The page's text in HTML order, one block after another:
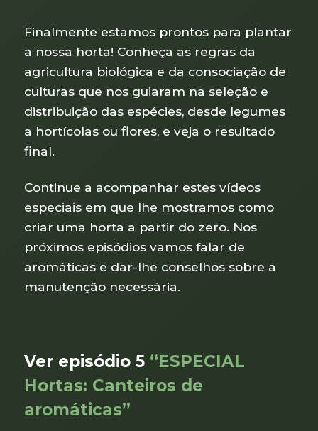
Finalmente estamos prontos para plantar
a nossa horta! Conheça as regras da
agricultura biológica e da consociação de
culturas que nos guiaram na seleção e
distribuição das espécies, desde legumes
a hortícolas ou flores, e veja o resultado
final.
Continue a acompanhar estes vídeos
especiais em que lhe mostramos como
criar uma horta a partir do zero. Nos
próximos episódios vamos falar de
aromáticas e dar-lhe conselhos sobre a
manutenção necessária.
Ver episódio 5 “ESPECIAL
Hortas: Canteiros de
aromáticas”